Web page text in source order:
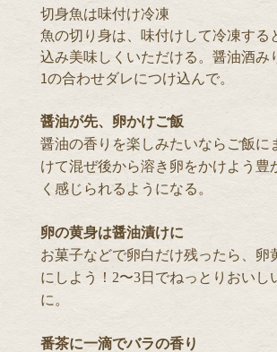
切身魚は味付け冷凍
魚の切り身は、味付けして冷凍する
込み美味しくいただける。醤油酒み
1の合わせダレにつけ込んで。
醤油が先、卵かけご飯
醤油の香りを楽しみたいならご飯に
けて混ぜ後から溶き卵をかけよう豊
く感じられるようになる。
卵の黄身は醤油漬けに
お菓子などで卵白だけ残ったら、卵
にしよう！2〜3日でねっとりおいし
に。
番茶に一滴でバラの香り